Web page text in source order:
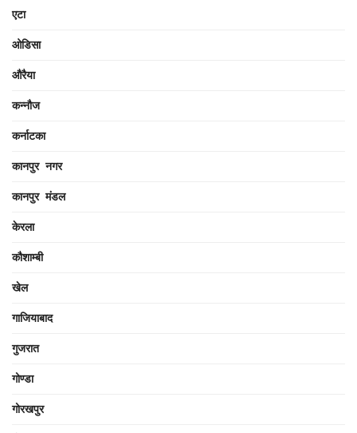
एटा
ओडिसा
औरैया
कन्नौज
कर्नाटका
कानपुर नगर
कानपुर मंडल
केरला
कौशाम्बी
खेल
गाजियाबाद
गुजरात
गोण्डा
गोरखपुर